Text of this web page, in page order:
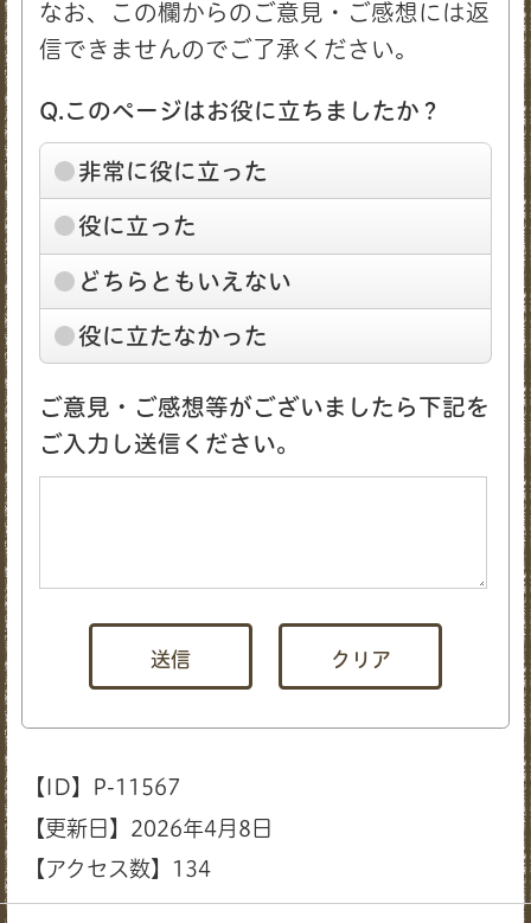
なお、この欄からのご意見・ご感想には返
信できませんのでご了承ください。
Q.このページはお役に立ちましたか？
非常に役に立った
役に立った
どちらともいえない
役に立たなかった
ご意見・ご感想等がございましたら下記を
ご入力し送信ください。
【ID】
P-11567
【更新日】 2026年4月8日
【アクセス数】
134